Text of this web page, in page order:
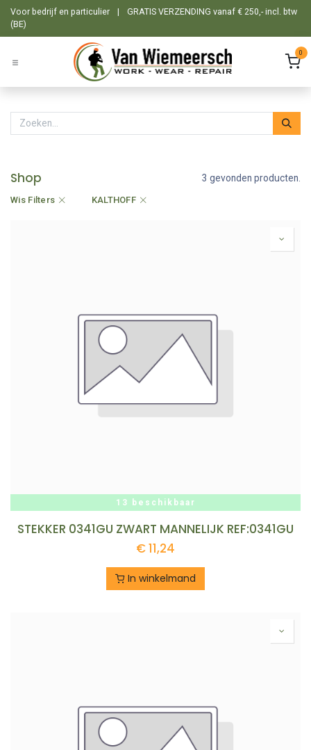
Overslaan naar inhoud
Voor bedrijf en particulier |
GRATIS VERZENDING vanaf € 250,- incl. btw
(BE)
0
Shop 3 gevonden producten.
Wis Filters KALTHOFF
13 beschikbaar
STEKKER 0341GU ZWART MANNELIJK REF:0341GU
€11,24
In winkelmand